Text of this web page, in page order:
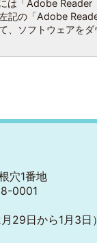
は「Adobe
記の「Adobe
、ソフトウェアを
穴1番地
0001
月29日から1月3日）